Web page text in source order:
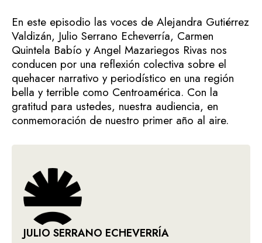
En este episodio las voces de Alejandra Gutiérrez
Valdizán, Julio Serrano Echeverría, Carmen
Quintela Babío y Angel Mazariegos Rivas nos
conducen por una reflexión colectiva sobre el
quehacer narrativo y periodístico en una región
bella y terrible como Centroamérica. Con la
gratitud para ustedes, nuestra audiencia, en
conmemoración de nuestro primer año al aire.
JULIO SERRANO ECHEVERRÍA